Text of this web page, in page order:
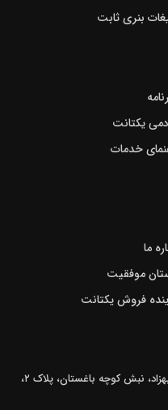
بنری ثابت
یکتانت
خدمات
ما
موفقیت
فروش یکتانت
سعادت‌آباد، بالاتر از میدان کاج، بلوار بهزاد، نبش کوچه باغستان، پلاک ۲،